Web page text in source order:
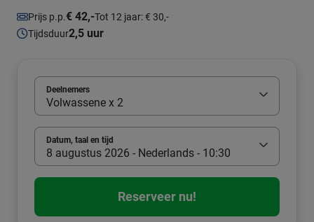
Prijs p.p.€ 42,-Tot 12 jaar: € 30,-
Tijdsduur2,5 uur
Deelnemers
Volwassene x 2
Datum, taal en tijd
8 augustus 2026 - Nederlands - 10:30
Reserveer nu!